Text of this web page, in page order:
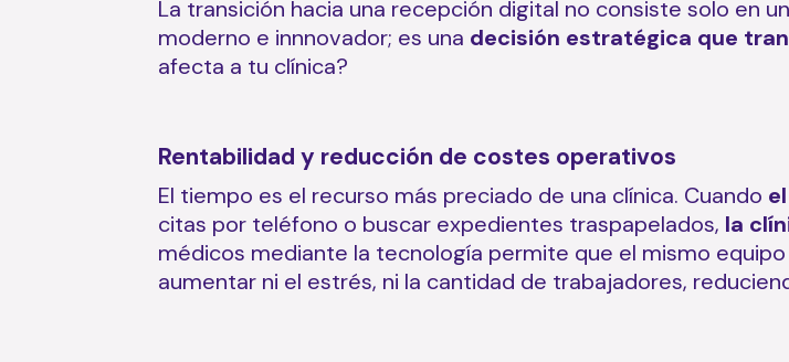
La transición hacia una recepción digital no consiste solo en
moderno e innnovador; es una decisión estratégica que
afecta a tu clínica?
Rentabilidad y reducción de costes operativos
El tiempo es el recurso más preciado de una clínica. Cuando
citas por teléfono o buscar expedientes traspapelados, la
médicos mediante la tecnología permite que el mismo
aumentar ni el estrés, ni la cantidad de trabajadores,